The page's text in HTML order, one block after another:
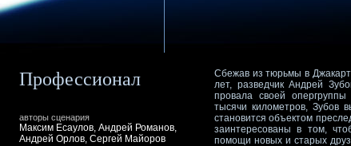
Профессионал
авторы сценария
Максим Есаулов, Андрей Романов,
Андрей Орлов, Сергей Майоров
Сбежав из тюрьмы в
лет, разведчик Андрей
провала своей
тысячи километров, Зубов
становится объектом
заинтересованы в том,
помощи новых и старых